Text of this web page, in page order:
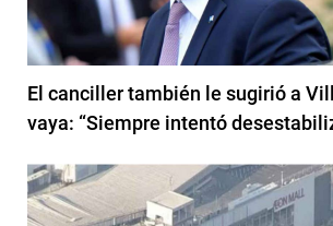
El canciller también le sugirió a
vaya: “Siempre intentó